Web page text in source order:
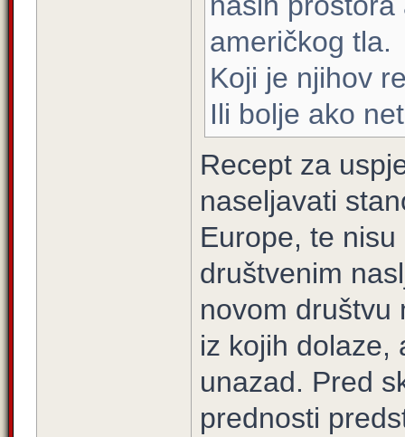
američkog tla.
Koji je njihov
Ili bolje ako
Recept za
naseljavati
Europe, te
društvenim
novom društvu
iz kojih dolaze,
unazad. Pred
prednosti